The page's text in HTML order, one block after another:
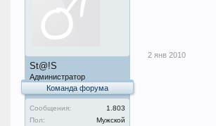
St@!S
Администратор
Команда форума
Сообщения:
1.803
Пол:
Мужской
2 янв 2010